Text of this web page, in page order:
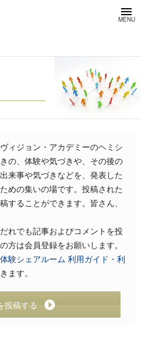
ィジョン・アカデミーのヘミシ
の、体験や気づきや、その後の
来事や気づきなどを、発表した
めの集いの場です。投稿された
することができます。皆さん、
れでも記事およびコメントを投
方は会員登録をお願いします。
体験シェアルーム 利用ガイド・利
ます。
投稿する